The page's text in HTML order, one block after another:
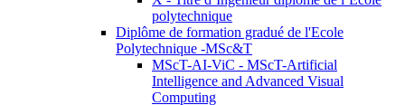
polytechnique
Diplôme de formation gradué de l'Ecole
Polytechnique -MSc&T
MScT-AI-ViC - MScT-Artificial
Intelligence and Advanced Visual
Computing